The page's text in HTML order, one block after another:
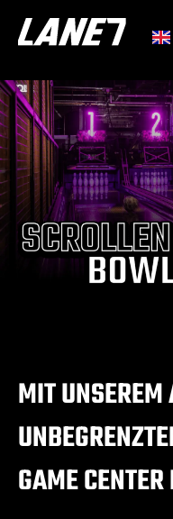
MIT
AME CENTER